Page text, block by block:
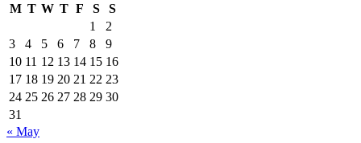
M T W T F S
S
1
2
3
4 5 6 7 8
9
10 11 12 13 14 15 16
17 18 19 20 21 22 23
24 25 26 27 28 29 30
31
« May